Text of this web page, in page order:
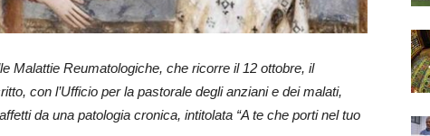
Malattie Reumatologiche, che ricorre il 12 ottobre, il
con l’Ufficio per la pastorale degli anziani e dei malati,
da una patologia cronica, intitolata “A te che porti nel tuo